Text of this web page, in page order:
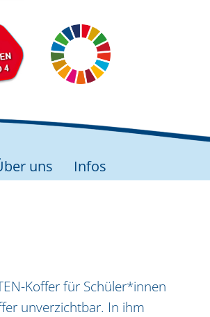
uns Infos
Koffer für Schüler*innen
unverzichtbar. In ihm